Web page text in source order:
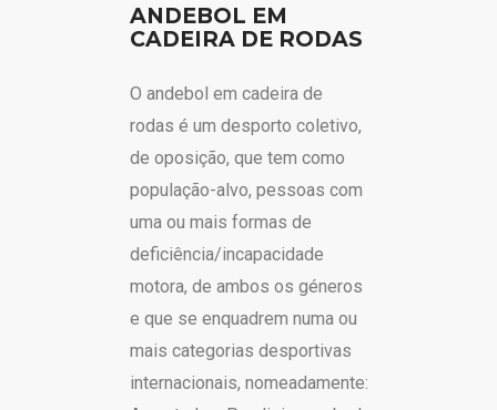
ANDEBOL EM
CADEIRA DE RODAS
O andebol em cadeira de
rodas é um desporto coletivo,
de oposição, que tem como
população-alvo, pessoas com
uma ou mais formas de
deficiência/incapacidade
motora, de ambos os géneros
e que se enquadrem numa ou
mais categorias desportivas
internacionais, nomeadamente: